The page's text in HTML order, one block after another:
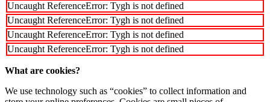
Uncaught ReferenceError: Tygh is not defined
Uncaught ReferenceError: Tygh is not defined
Uncaught ReferenceError: Tygh is not defined
Uncaught ReferenceError: Tygh is not defined
What are cookies?
We use technology such as “cookies” to collect information and